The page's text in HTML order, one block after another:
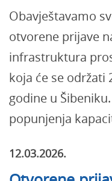
Obavještavamo
otvorene prijave
infrastruktura
koja će se održati
godine u
popunjenja
12.03.2026.